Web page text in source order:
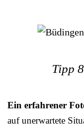
Tipp
Ein erfahrener
auf unerwartete